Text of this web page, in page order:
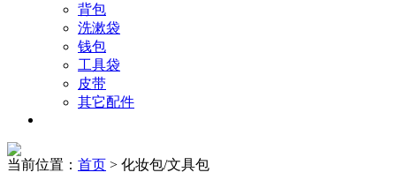
背包
洗漱袋
钱包
工具袋
皮带
其它配件
当前位置： 首页 > 化妆包/文具包